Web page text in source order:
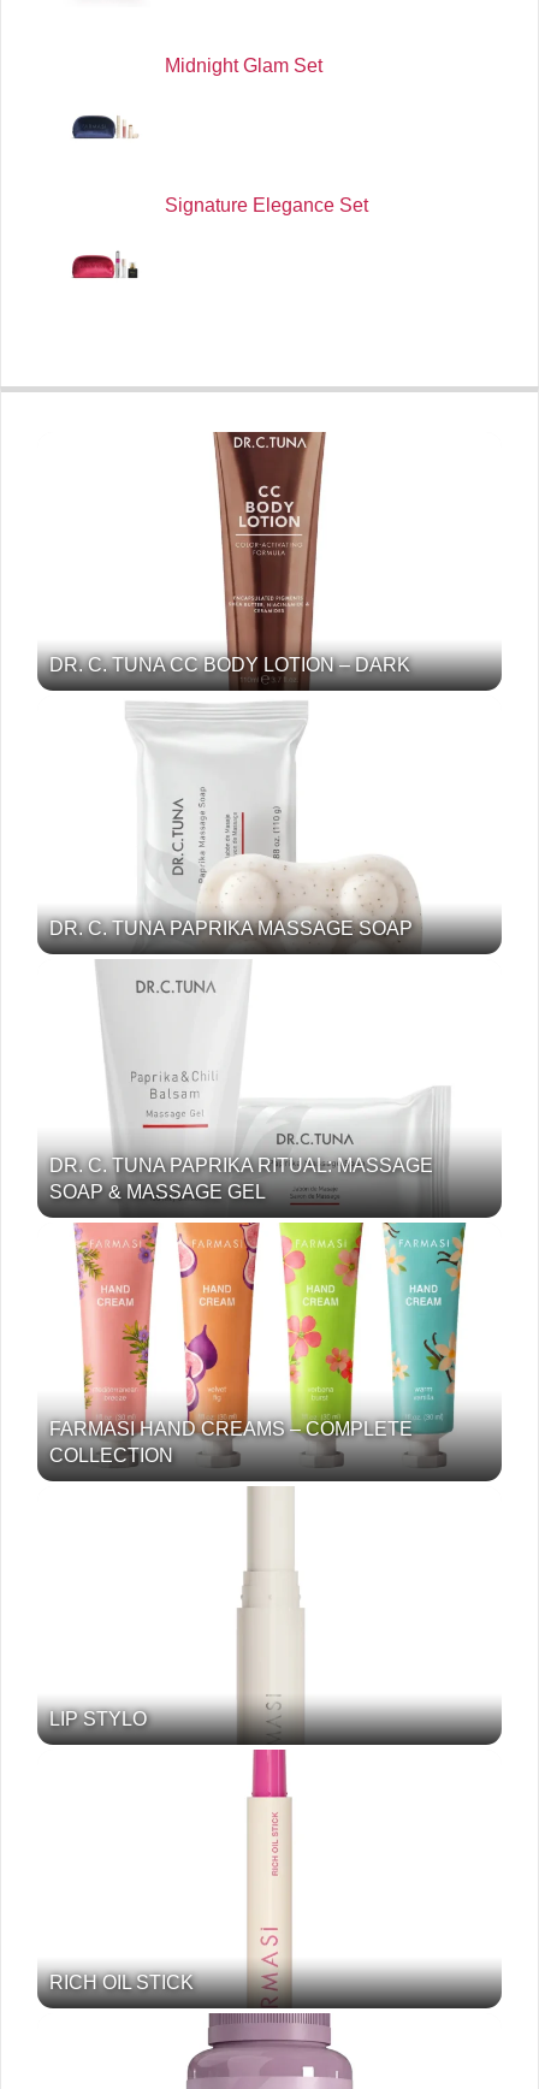
Midnight Glam Set
Signature Elegance Set
DR. C. TUNA CC BODY LOTION – DARK
DR. C. TUNA PAPRIKA MASSAGE SOAP
DR. C. TUNA PAPRIKA RITUAL: MASSAGE
SOAP & MASSAGE GEL
FARMASI HAND CREAMS – COMPLETE
COLLECTION
LIP STYLO
RICH OIL STICK